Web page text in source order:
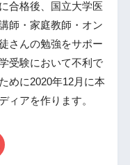
合格後、国立大学医
師・家庭教師・オン
さんの勉強をサポー
受験において不利で
めに2020年12月に本
ィアを作ります。